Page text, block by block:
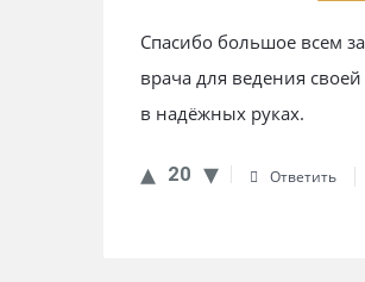
Спасибо большое всем
врача для ведения
в надёжных руках.
20 Ответить